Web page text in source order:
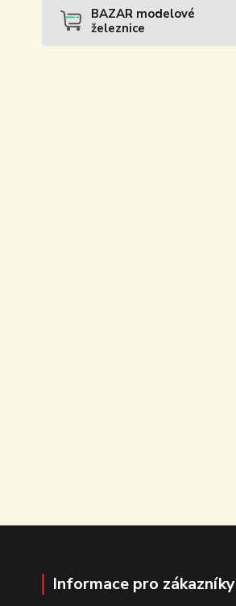
BAZAR modelové
železnice
Informace pro zákazníky